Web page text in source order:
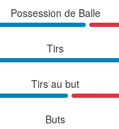
Possession de Balle
Tirs
Tirs au but
Buts